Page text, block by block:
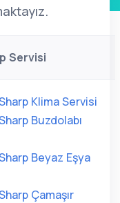
Servisi
Klima Servisi
Buzdolabı
Beyaz Eşya
Çamaşır